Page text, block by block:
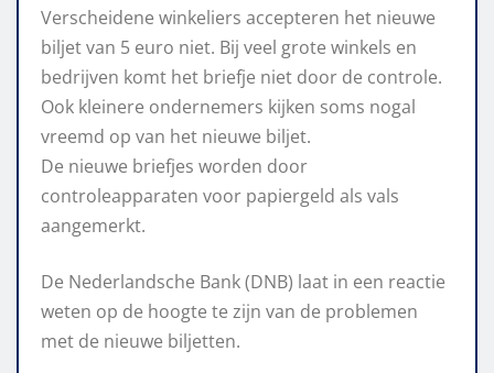
Verscheidene winkeliers accepteren het nieuwe
biljet van 5 euro niet. Bij veel grote winkels en
bedrijven komt het briefje niet door de controle.
Ook kleinere ondernemers kijken soms nogal
vreemd op van het nieuwe biljet.
De nieuwe briefjes worden door
controleapparaten voor papiergeld als vals
aangemerkt.
De Nederlandsche Bank (DNB) laat in een reactie
weten op de hoogte te zijn van de problemen
met de nieuwe biljetten.